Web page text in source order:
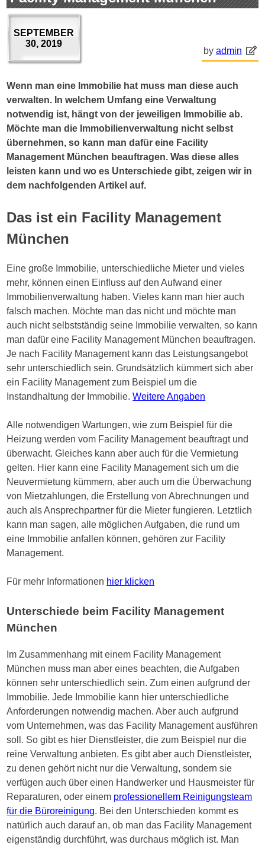
SEPTEMBER
30, 2019
by admin
Wenn man eine Immobilie hat muss man diese auch
verwalten. In welchem Umfang eine Verwaltung
notwendig ist, hängt von der jeweiligen Immobilie ab.
Möchte man die Immobilienverwaltung nicht selbst
übernehmen, so kann man dafür eine Facility
Management München beauftragen. Was diese alles
leisten kann und wo es Unterschiede gibt, zeigen wir in
dem nachfolgenden Artikel auf.
Das ist ein Facility Management
München
Eine große Immobilie, unterschiedliche Mieter und vieles
mehr, können einen Einfluss auf den Aufwand einer
Immobilienverwaltung haben. Vieles kann man hier auch
falsch machen. Möchte man das nicht und möchte man
auch nicht selbstständig seine Immobilie verwalten, so kann
man dafür eine Facility Management München beauftragen.
Je nach Facility Management kann das Leistungsangebot
sehr unterschiedlich sein. Grundsätzlich kümmert sich aber
ein Facility Management zum Beispiel um die
Instandhaltung der Immobilie.Weitere Angaben
Alle notwendigen Wartungen, wie zum Beispiel für die
Heizung werden vom Facility Management beauftragt und
überwacht. Gleiches kann aber auch für die Vermietung
gelten. Hier kann eine Facility Management sich um die
Neuvermietung kümmern, aber auch um die Überwachung
von Mietzahlungen, die Erstellung von Abrechnungen und
auch als Ansprechpartner für die Mieter fungieren. Letztlich
kann man sagen, alle möglichen Aufgaben, die rund um
eine Immobilie anfallen können, gehören zur Facility
Management.
Für mehr Informationen hier klicken
Unterschiede beim Facility Management
München
Im Zusammenhang mit einem Facility Management
München muss man aber eines beachten, die Aufgaben
können sehr unterschiedlich sein. Zum einen aufgrund der
Immobilie. Jede Immobilie kann hier unterschiedliche
Anforderungen notwendig machen. Aber auch aufgrund
vom Unternehmen, was das Facility Management ausführen
soll. So gibt es hier Dienstleister, die zum Beispiel nur die
reine Verwaltung anbieten. Es gibt aber auch Dienstleister,
zu denen gehört nicht nur die Verwaltung, sondern sie
verfügen auch über einen Handwerker und Hausmeister für
Reparaturen, oder einem professionellem Reinigungsteam
für die Büroreinigung. Bei den Unterschieden kommt es
natürlich auch darauf an, ob man das Facility Management
eigenständig durchführt, was durchaus möglich ist. Man